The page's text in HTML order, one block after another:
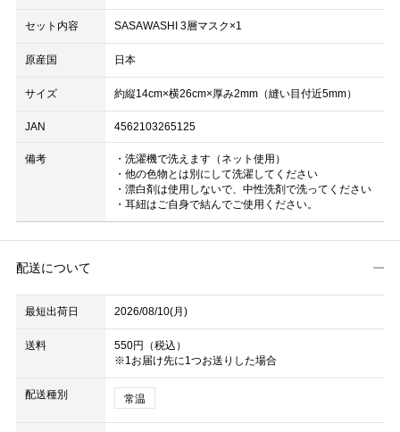
セット内容 SASAWASHI 3層マスク×1
原産国 日本
サイズ 約縦14cm×横26cm×厚み2mm（縫い目付近5mm）
JAN 4562103265125
備考
・洗濯機で洗えます（ネット使用）
・他の色物とは別にして洗濯してください
・漂白剤は使用しないで、中性洗剤で洗ってください
・耳紐はご自身で結んでご使用ください。
配送について
最短出荷日 2026/08/10(月)
送料
550円（税込）
※1お届け先に1つお送りした場合
配送種別 常温